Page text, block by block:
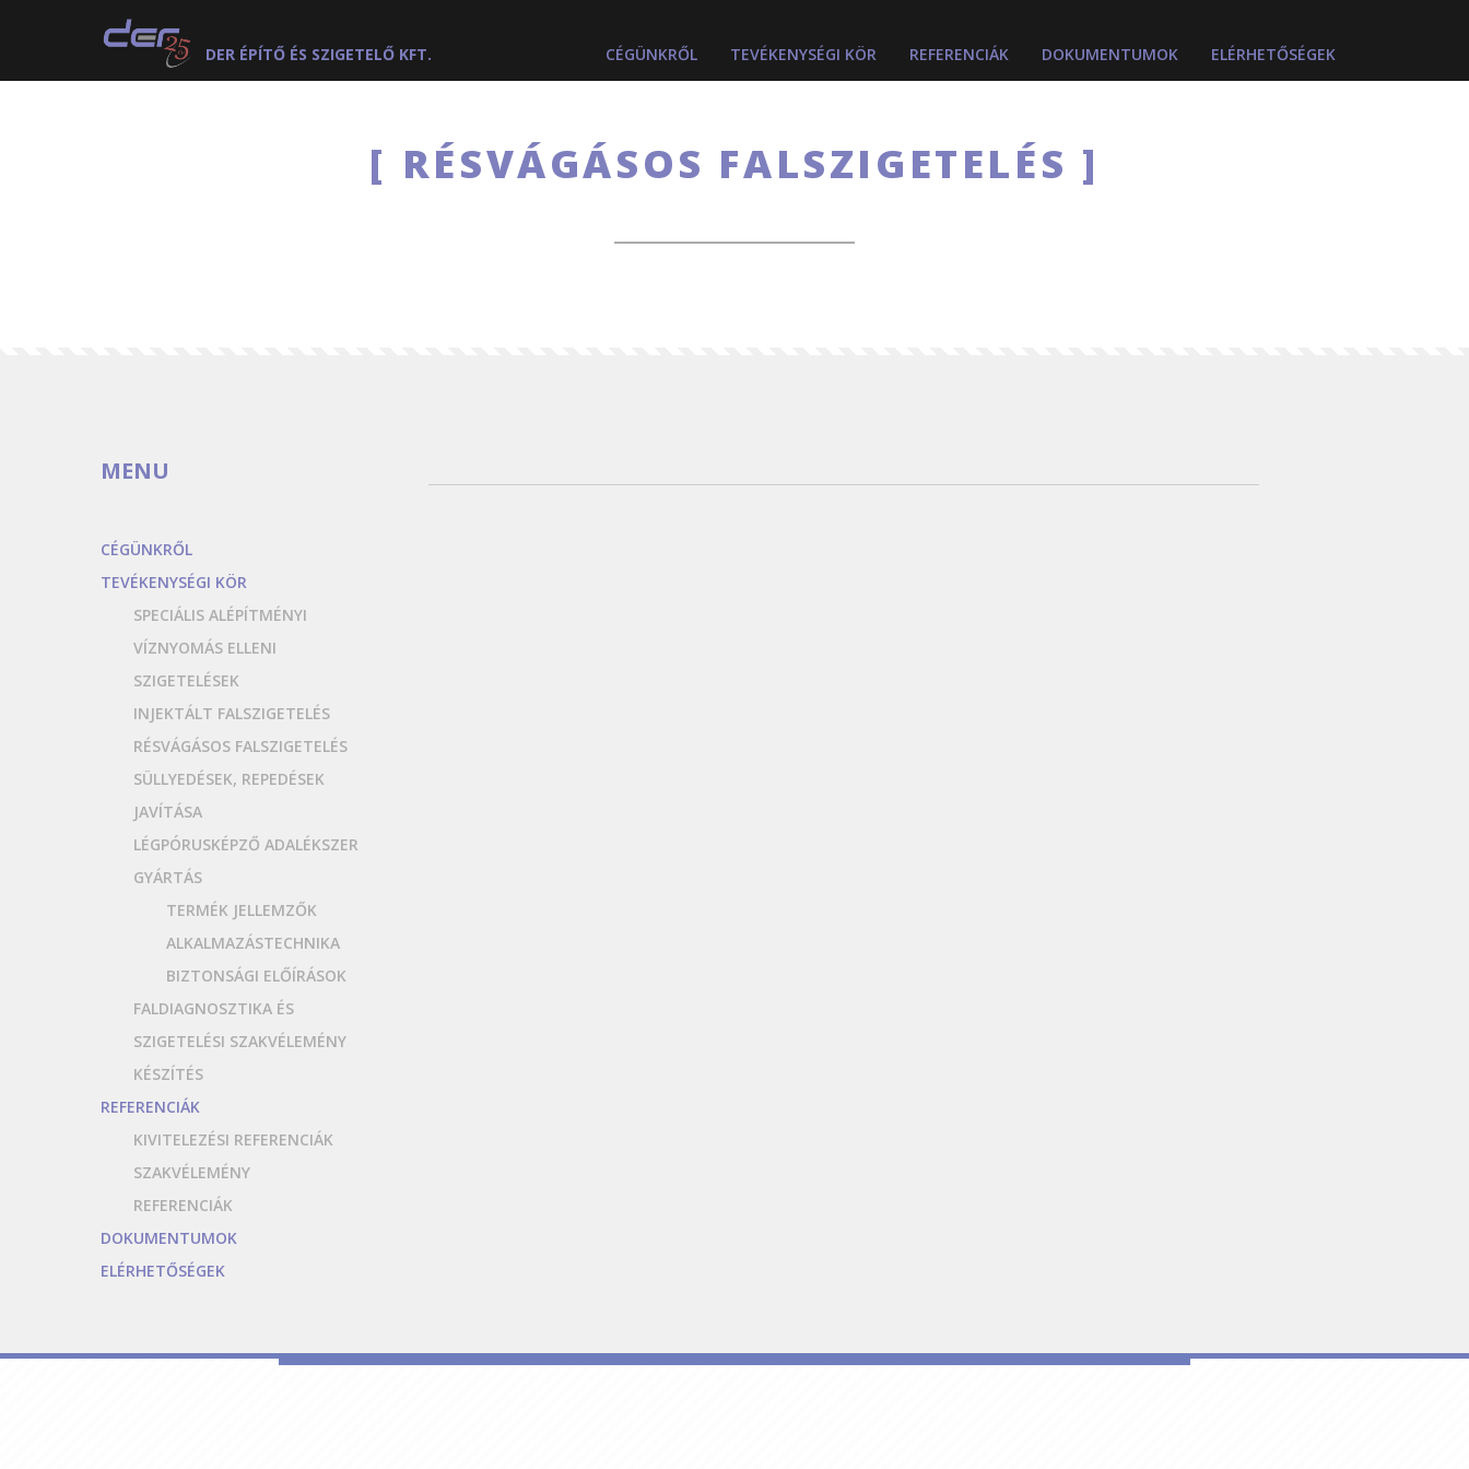
DER ÉPÍTŐ ÉS SZIGETELŐ KFT. CÉGÜNKRŐL TEVÉKENYSÉGI KÖR REFERENCIÁK DOKUMENTUMOK ELÉRHETŐSÉGEK
RÉSVÁGÁSOS FALSZIGETELÉS
MENU
CÉGÜNKRŐL
TEVÉKENYSÉGI KÖR
SPECIÁLIS ALÉPÍTMÉNYI
VÍZNYOMÁS ELLENI
SZIGETELÉSEK
INJEKTÁLT FALSZIGETELÉS
RÉSVÁGÁSOS FALSZIGETELÉS
SÜLLYEDÉSEK, REPEDÉSEK
JAVÍTÁSA
LÉGPÓRUSKÉPZŐ ADALÉKSZER
GYÁRTÁS
TERMÉK JELLEMZŐK
ALKALMAZÁSTECHNIKA
BIZTONSÁGI ELŐÍRÁSOK
FALDIAGNOSZTIKA ÉS
SZIGETELÉSI SZAKVÉLEMÉNY
KÉSZÍTÉS
REFERENCIÁK
KIVITELEZÉSI REFERENCIÁK
SZAKVÉLEMÉNY
REFERENCIÁK
DOKUMENTUMOK
ELÉRHETŐSÉGEK